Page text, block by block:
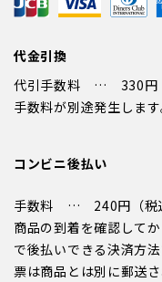
代金引換
代引手数料 … 330円
手数料が別途発生します
コンビニ後払い
手数料 … 240円（税
商品の到着を確認して
で後払いできる決済方
票は商品とは別に郵送